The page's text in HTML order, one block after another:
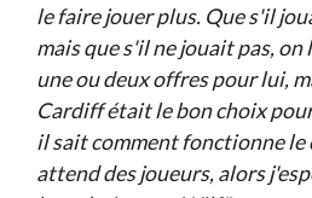
le faire jouer plus. Que s'il
mais que s'il ne jouait pas,
une ou deux offres pour lui,
Cardiff était le bon choix
il sait comment fonctionne le
attend des joueurs, alors